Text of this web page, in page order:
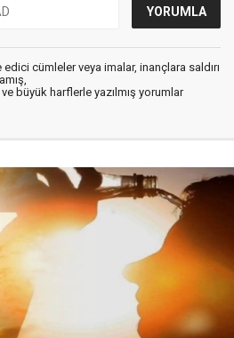
cümleler veya imalar, inançlara saldırı
büyük harflerle yazılmış yorumlar